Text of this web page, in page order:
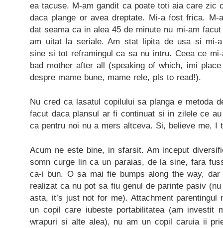
ea tacuse. M-am gandit ca poate toti aia care zic
daca plange or avea dreptate. Mi-a fost frica. M-
dat seama ca in alea 45 de minute nu mi-am
am uitat la seriale. Am stat lipita de usa si mi-
sine si tot reframingul ca sa nu intru. Ceea ce
bad mother after all (speaking of which, imi
despre mame bune, mame rele, pls to read!).
Nu cred ca lasatul copilului sa planga e metoda
facut daca plansul ar fi continuat si in zilele ce
ca pentru noi nu a mers altceva. Si, believe me, I
Acum ne este bine, in sfarsit. Am inceput
somn curge lin ca un paraias, de la sine, fara
ca-i bun. O sa mai fie bumps along the way,
realizat ca nu pot sa fiu genul de parinte pasiv
asta, it’s just not for me). Attachment parentingul
un copil care iubeste portabilitatea (am investit
wrapuri si alte alea), nu am un copil caruia ii